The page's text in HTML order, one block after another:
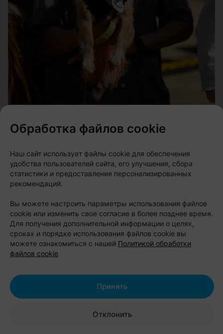
Что будет в программе?
За два дня гостей ждет насыщенная программа:
питомца и самое запоминающееся
выступление четвероногих участников;
соревнования и показательные номера по
аджилити, фрисби и другим кинологическим
дисциплинам;
животных;
Обработка файлов cookie
Наш сайт использует файлы cookie для обеспечения
удобства пользователей сайта, его улучшения, сбора
статистики и предоставления персонализированных
рекомендаций.
Вы можете настроить параметры использования файлов
cookie или изменить свое согласие в более позднее время.
Для получения дополнительной информации о целях,
сроках и порядке использования файлов cookie вы
можете ознакомиться с нашей Политикой обработки
файлов cookie
Отклонить
Принять